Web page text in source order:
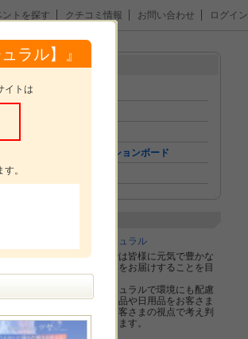
ントを探す クチコミ情報 お問い合わせ ログイン
ル★本製品20名様★
ラル】』
イトは
。
名
メニュー
コミュニケーションボード
株式会社ネオナチュラル
ネオナチュラルでは皆様に元気で豊かな
ナチュラルライフをお届けすることを目
的としています。
そのために、ナチュラルで環境にも配慮
したスキンケア製品や日用品をお客さま
に提供し、常にお客さまの視点で考え判
断し実行していきます。